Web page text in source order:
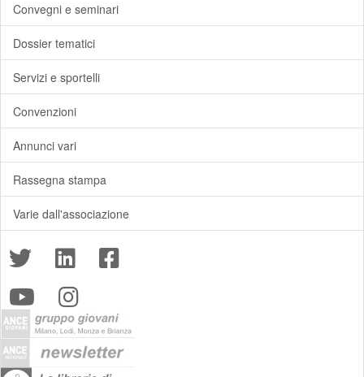
Convegni e seminari
Dossier tematici
Servizi e sportelli
Convenzioni
Annunci vari
Rassegna stampa
Varie dall'associazione